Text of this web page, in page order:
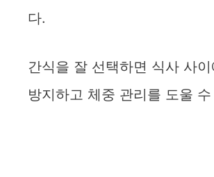
다.
간식을 잘 선택하면 식사 사
방지하고 체중 관리를 도울